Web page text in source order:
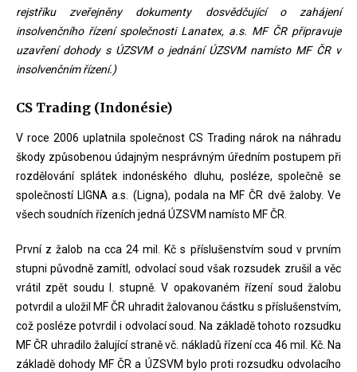
rejstříku zveřejněny dokumenty dosvědčující o zahájení
insolvenčního řízení společnosti Lanatex, a.s. MF ČR připravuje
uzavření dohody s ÚZSVM o jednání ÚZSVM namísto MF ČR v
insolvenčním řízení.)
CS Trading (Indonésie)
V roce 2006 uplatnila společnost CS Trading nárok na náhradu
škody způsobenou údajným nesprávným úředním postupem při
rozdělování splátek indonéského dluhu, posléze, společně se
společností LIGNA a.s. (Ligna), podala na MF ČR dvě žaloby. Ve
všech soudních řízeních jedná ÚZSVM namísto MF ČR.
První z žalob na cca 24 mil. Kč s příslušenstvím soud v prvním
stupni původně zamítl, odvolací soud však rozsudek zrušil a věc
vrátil zpět soudu I. stupně. V opakovaném řízení soud žalobu
potvrdil a uložil MF ČR uhradit žalovanou částku s příslušenstvím,
což posléze potvrdil i odvolací soud. Na základě tohoto rozsudku
MF ČR uhradilo žalující straně vč. nákladů řízení cca 46 mil. Kč. Na
základě dohody MF ČR a ÚZSVM bylo proti rozsudku odvolacího